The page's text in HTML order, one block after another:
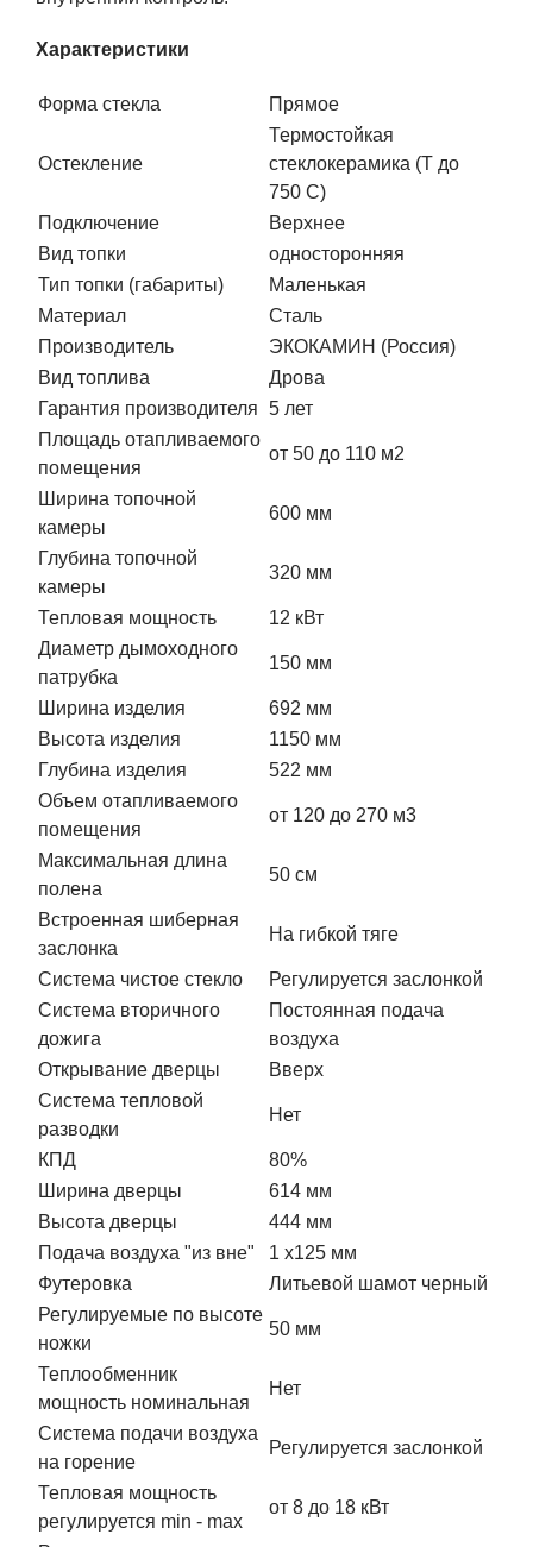
Характеристики
Форма стекла Прямое
Остекление
Термостойкая
стеклокерамика (Т до
750 С)
Подключение
Верхнее
Вид топки
односторонняя
Тип топки (габариты)
Маленькая
Материал
Сталь
Производитель
ЭКОКАМИН (Россия)
Вид топлива
Дрова
Гарантия производителя 5 лет
Площадь отапливаемого
помещения
от 50 до 110 м2
Ширина топочной
камеры
600 мм
Глубина топочной
камеры
320 мм
Тепловая мощность
12 кВт
Диаметр дымоходного
патрубка
150 мм
Ширина изделия
692 мм
Высота изделия
1150 мм
Глубина изделия
522 мм
Объем отапливаемого
помещения
от 120 до 270 м3
Максимальная длина
полена
50 см
Встроенная шиберная
заслонка
На гибкой тяге
Система чистое стекло
Регулируется заслонкой
Система вторичного
дожига
Постоянная подача
воздуха
Открывание дверцы
Вверх
Система тепловой
разводки
Нет
КПД
80%
Ширина дверцы
614 мм
Высота дверцы
444 мм
Подача воздуха "из вне"
1 х125 мм
Футеровка
Литьевой шамот черный
Регулируемые по высоте
ножки
50 мм
Теплообменник
мощность номинальная
Нет
Система подачи воздуха
на горение
Регулируется заслонкой
Тепловая мощность
регулируется min - max
от 8 до 18 кВт